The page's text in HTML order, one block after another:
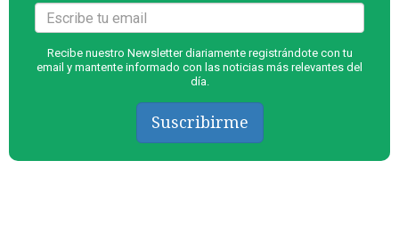
Recibe nuestro Newsletter diariamente registrándote con tu
email y mantente informado con las noticias más relevantes del
día.
Suscribirme